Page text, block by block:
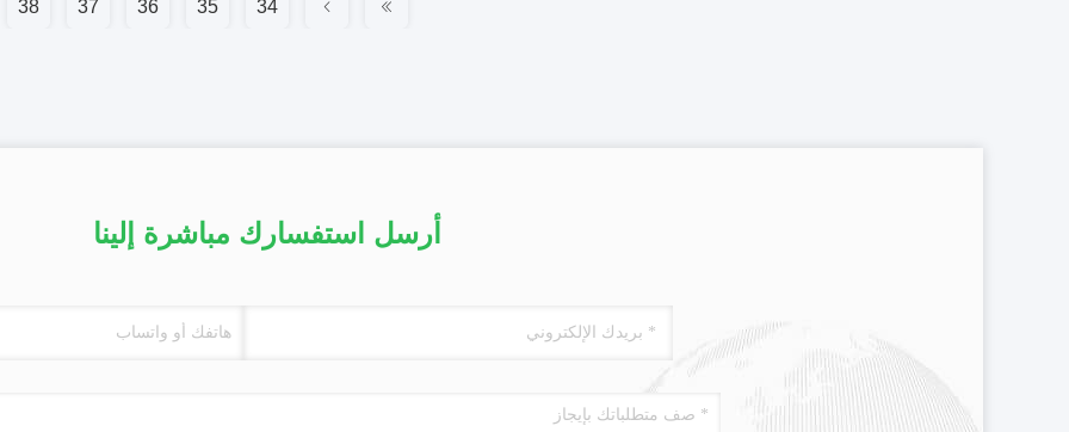
34
35
36
37
38
أرسل استفسارك مباشرة إلينا